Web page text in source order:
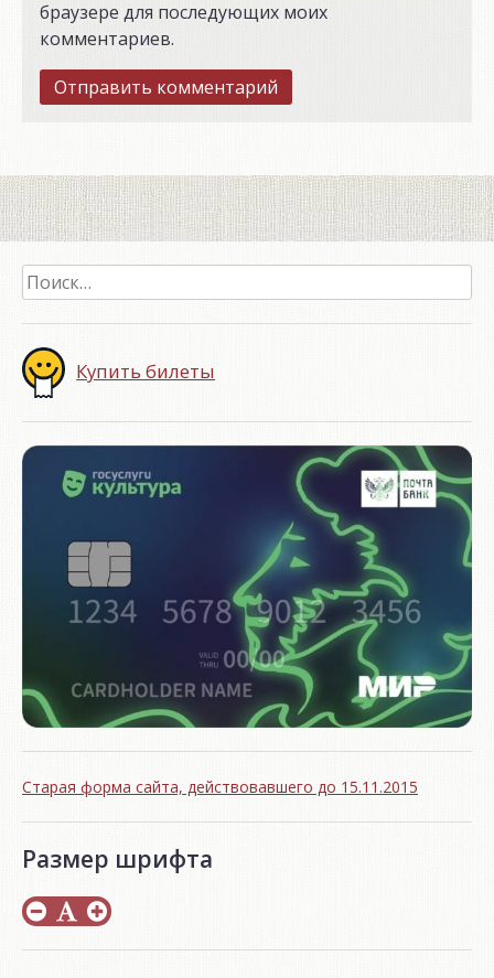
браузере для последующих моих
комментариев.
Найти:
Купить билеты
Старая форма сайта, действовавшего до 15.11.2015
Размер шрифта